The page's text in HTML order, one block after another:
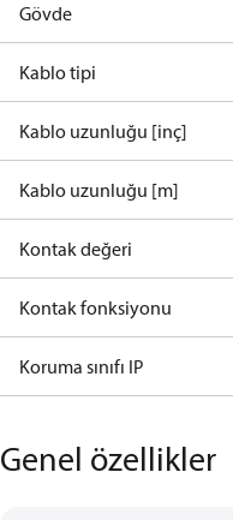
Gövde
Kablo tipi
Kablo uzunluğu [inç]
Kablo uzunluğu [m]
Kontak değeri
Kontak fonksiyonu
Koruma sınıfı IP
Genel özellikler